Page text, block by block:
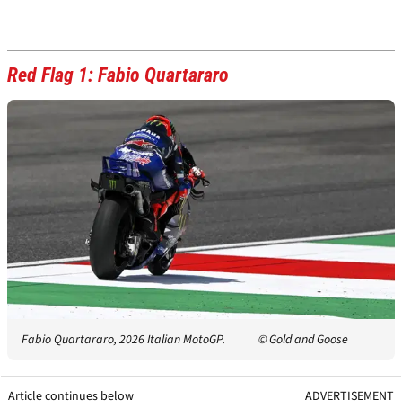
Red Flag 1: Fabio Quartararo
Fabio Quartararo, 2026 Italian MotoGP. © Gold and Goose
Article continues below ADVERTISEMENT